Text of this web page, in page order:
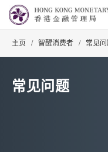
主页 / 智醒消费者 / 常见
常见问题